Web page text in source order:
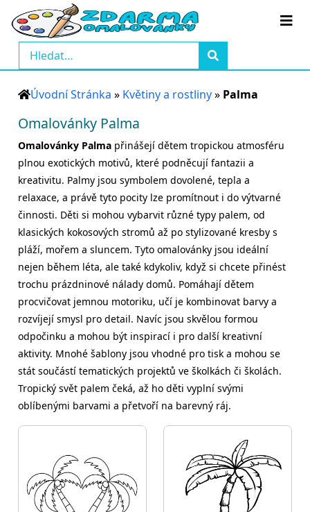
Úvodní Stránka » Květiny a rostliny» Palma
Omalovánky Palma
Omalovánky Palma přinášejí dětem tropickou atmosféru
plnou exotických motivů, které podněcují fantazii a
kreativitu. Palmy jsou symbolem dovolené, tepla a
relaxace, a právě tyto pocity lze promítnout i do výtvarné
činnosti. Děti si mohou vybarvit různé typy palem, od
klasických kokosových stromů až po stylizované kresby s
pláží, mořem a sluncem. Tyto omalovánky jsou ideální
nejen během léta, ale také kdykoliv, když si chcete přinést
trochu prázdninové nálady domů. Pomáhají dětem
procvičovat jemnou motoriku, učí je kombinovat barvy a
rozvíjejí smysl pro detail. Navíc jsou skvělou formou
odpočinku a mohou být inspirací i pro další kreativní
aktivity. Mnohé šablony jsou vhodné pro tisk a mohou se
stát součástí tematických projektů ve školkách či školách.
Tropický svět palem čeká, až ho děti vyplní svými
oblíbenými barvami a přetvoří na barevný ráj.